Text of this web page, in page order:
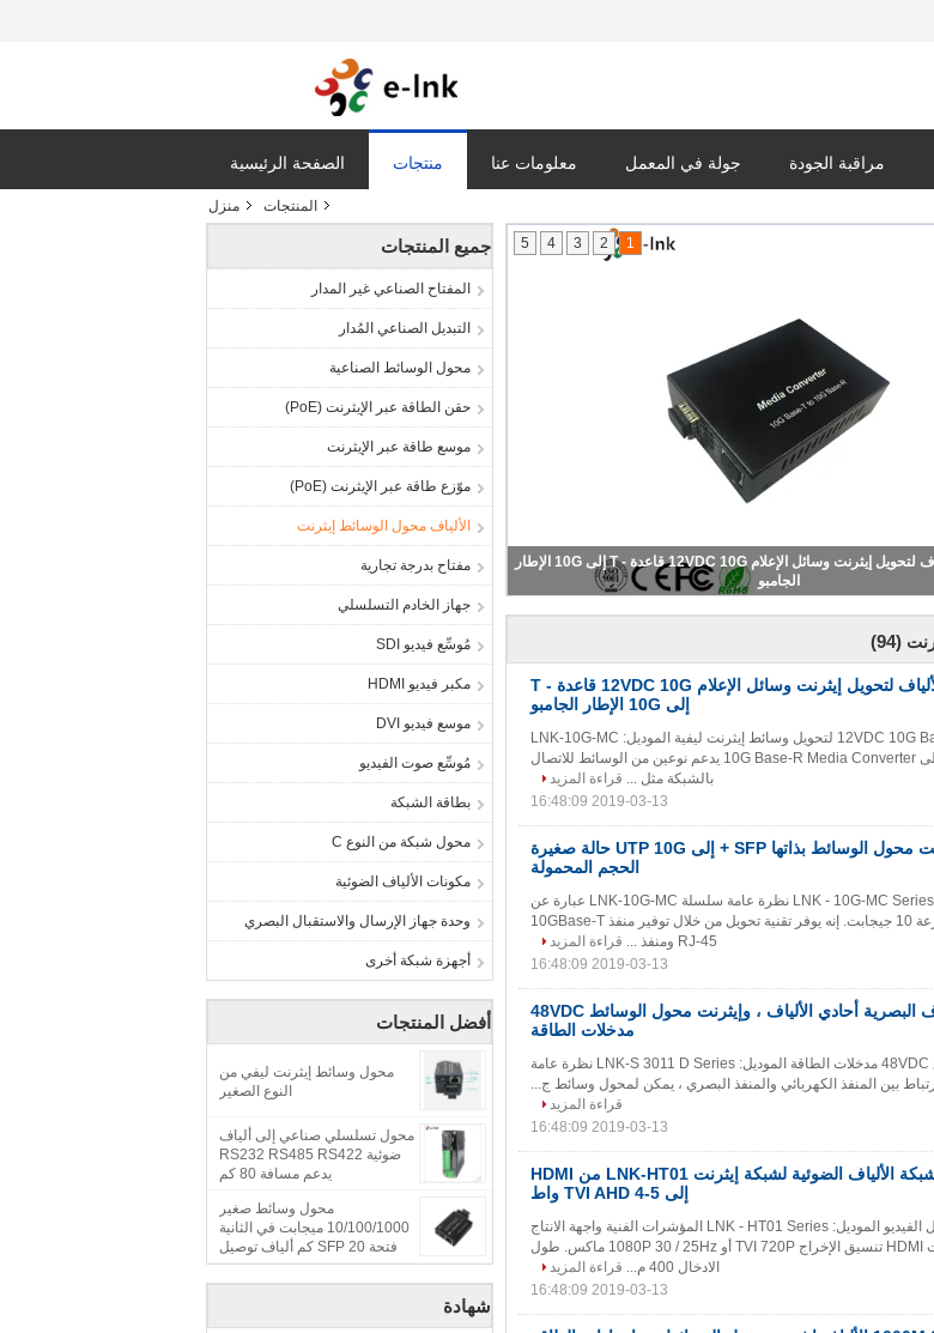
الصفحة الرئيسية منتجات معلومات عنا جولة في المعمل مراقبة الجودة
منزل المنتجات
جميع المنتجات
المفتاح الصناعي غير المدار
التبديل الصناعي المُدار
محول الوسائط الصناعية
حقن الطاقة عبر الإيثرنت (PoE)
موسع طاقة عبر الإيثرنت
موّزع طاقة عبر الإيثرنت (PoE)
الألياف محول الوسائط إيثرنت
مفتاح بدرجة تجارية
جهاز الخادم التسلسلي
مُوسِّع فيديو SDI
مكبر فيديو HDMI
موسع فيديو DVI
مُوسِّع صوت الفيديو
بطاقة الشبكة
محول شبكة من النوع C
مكونات الألياف الضوئية
وحدة جهاز الإرسال والاستقبال البصري
أجهزة شبكة أخرى
أفضل المنتجات
محول وسائط إيثرنت ليفي من
النوع الصغير
محول تسلسلي صناعي إلى ألياف
ضوئية RS232 RS485 RS422
يدعم مسافة 80 كم
محول وسائط صغير
10/100/1000 ميجابت في الثانية
فتحة SFP 20 كم ألياف توصيل
وتشغيل
شهادة
SFP + RJ45 الألياف لتحويل إيثرنت وسائل الإعلام 12VDC 10G قاعدة - T إلى 10G الإطار
الجامبو
1
2
3
4
5
(94)
SFP + RJ45 الألياف لتحويل إيثرنت وسائل الإعلام 12VDC 10G قاعدة - T
إلى 10G الإطار الجامبو
12VDC 10G Base-T to 10G Jumbo Frame SFP + RJ45 لتحويل وسائط إيثرنت ليفية الموديل: LNK-10G-MC
Series نظرة عامة محول E-link 10G Base-T إلى 10G Base-R Media Converter يدعم نوعين من الوسائط للاتصال
بالشبكة مثل ... قراءة المزيد
2019-03-13 16:48:09
10G الألياف إيثرنت محول الوسائط بذاتها SFP + إلى UTP 10G حالة صغيرة
الحجم المحمولة
المنتج: محول وسائط إيثرنت 10G الموديل: LNK - 10G-MC Series نظرة عامة سلسلة LNK-10G-MC عبارة عن
محول وسائط نحاسي يبلغ جيجابت إيثرنت بسرعة 10 جيجابت. إنه يوفر تقنية تحويل من خلال توفير منفذ 10GBase-T
RJ-45 ومنفذ ...
قراءة المزيد
2019-03-13 16:48:09
محول الألياف البصرية أحادي الألياف ، وإيثرنت محول الوسائط 48VDC
مدخلات الطاقة
10/100 / 1000M محول وسائط الألياف واحد مع 48VDC مدخلات الطاقة الموديل: LNK-S 3011 D Series نظرة عامة
بين المنفذ الكهربائي والمنفذ البصري ، يمكن لمحول وسائط ج...
قراءة المزيد
2019-03-13 16:48:09
محول الوسائط لشبكة الألياف الضوئية لشبكة إيثرنت LNK-HT01 من HDMI
إلى TVI AHD 4-5 واط
LNK-HT01 سلسلة HDMI إلى TVI AHD محول الفيديو الموديل: LNK - HT01 Series المؤشرات الفنية واجهة الانتاج
IEEE802.3 10BASE-T نوع إشارة المدخلات HDMI تنسيق الإخراج TVI 720P أو 1080P 30 / 25Hz ماكس. طول
الادخال 400 م...
قراءة المزيد
2019-03-13 16:48:09